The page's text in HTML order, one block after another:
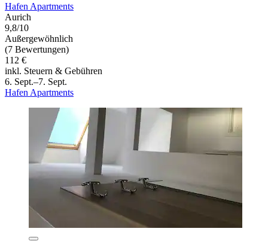
Hafen Apartments
Aurich
9,8/10
Außergewöhnlich
(7 Bewertungen)
112 €
inkl. Steuern & Gebühren
6. Sept.–7. Sept.
Hafen Apartments